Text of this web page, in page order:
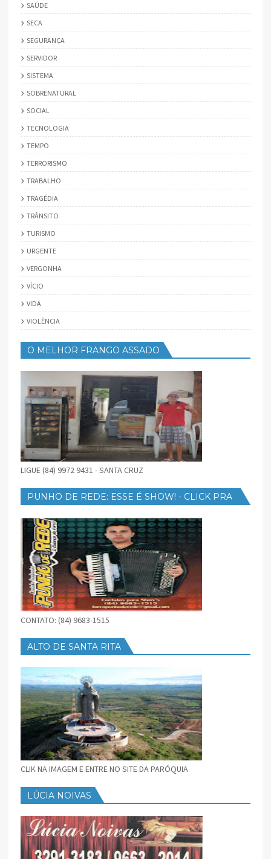
SAÚDE
SECA
SEGURANÇA
SERVIDOR
SISTEMA
SOBRENATURAL
SOCIAL
TECNOLOGIA
TEMPO
TERRORISMO
TRABALHO
TRAGÉDIA
TRÂNSITO
TURISMO
URGENTE
VERGONHA
VÍCIO
VIDA
VIOLÊNCIA
O MELHOR FRANGO ASSADO
LIGUE (84) 9972 9431 - SANTA CRUZ
PUNHO DE REDE: ESSE É SHOW! - CLICK PRA
CONTATO: (84) 9683-1515
ALTO DE SANTA RITA
CLIK NA IMAGEM E ENTRE NO SITE DA PARÓQUIA
LÚCIA NOIVAS